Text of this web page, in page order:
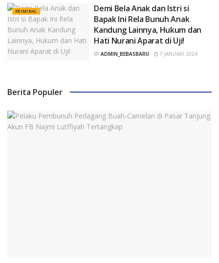
KRIMINAL
Demi Bela Anak dan Istri si
Bapak Ini Rela Bunuh Anak
Kandung Lainnya, Hukum dan
Hati Nurani Aparat di Uji!
BY ADMIN_BEBASBARU 7 JANUARI 2024
Berita Populer